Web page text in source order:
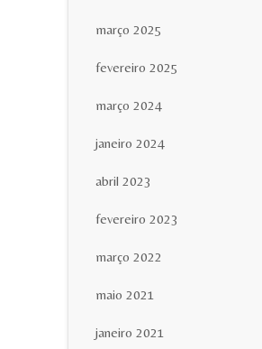
março 2025
fevereiro 2025
março 2024
janeiro 2024
abril 2023
fevereiro 2023
março 2022
maio 2021
janeiro 2021